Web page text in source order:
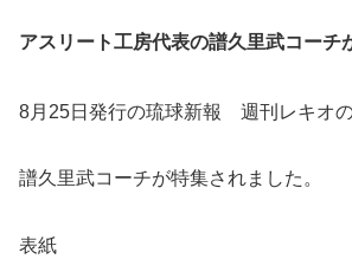
アスリート工房代表の譜久里武コーチ
8月25日発行の琉球新報 週刊レキオ
譜久里武コーチが特集されました。
表紙